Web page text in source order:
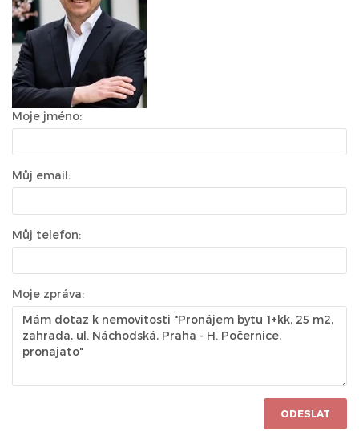
Moje jméno:
Můj email:
Můj telefon:
Moje zpráva:
ODESLAT